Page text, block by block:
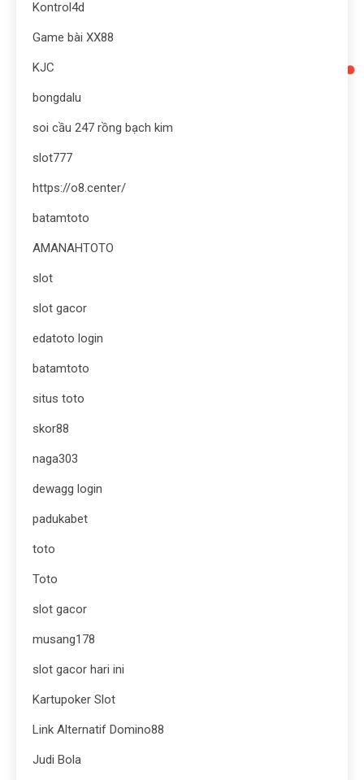
Kontrol4d
Game bài XX88
KJC
bongdalu
soi cầu 247 rồng bạch kim
slot777
https://o8.center/
batamtoto
AMANAHTOTO
slot
slot gacor
edatoto login
batamtoto
situs toto
skor88
naga303
dewagg login
padukabet
toto
Toto
slot gacor
musang178
slot gacor hari ini
Kartupoker Slot
Link Alternatif Domino88
Judi Bola